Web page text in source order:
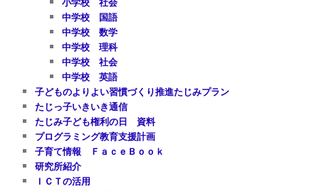
中学校 国語
中学校 数学
中学校 理科
中学校 社会
中学校 英語
子どものよりよい習慣づくり推進たじみプラン
たじっ子いきいき通信
たじみ子ども権利の日 資料
プログラミング教育支援計画
子育て情報 ＦａｃｅＢｏｏｋ
研究所紹介
ＩＣＴの活用